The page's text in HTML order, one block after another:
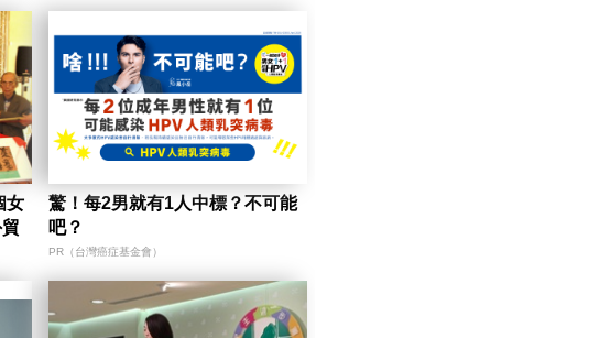
女
驚！每2男就有1人中標？不可能
吧？
PR（台灣癌症基金會）